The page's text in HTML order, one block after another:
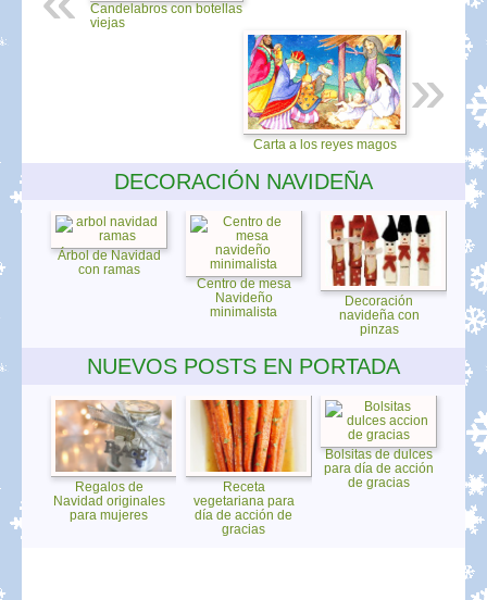
Candelabros con botellas
viejas
Carta a los reyes magos
DECORACIÓN NAVIDEÑA
Árbol de Navidad
con ramas
Centro de mesa
Navideño
minimalista
Decoración
navideña con
pinzas
NUEVOS POSTS EN PORTADA
Regalos de
Navidad originales
para mujeres
Receta
vegetariana para
día de acción de
gracias
Bolsitas de dulces
para día de acción
de gracias